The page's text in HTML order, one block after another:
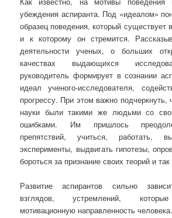
убеждения аспиранта. Под «идеалом»
образец поведения, который существует
и к которому он стремится.
деятельности ученых, о больших
качествах выдающихся
руководитель формирует в сознании
идеал ученого-исследователя,
прогрессу. При этом важно подчеркнуть,
науки были такими же людьми со
ошибками. Им пришлось
препятствий, учиться, работать,
эксперименты, выдвигать гипотезы,
бороться за признание своих теорий и
Развитие аспирантов сильно
взглядов, устремлений,
мотивационную направленность человека.